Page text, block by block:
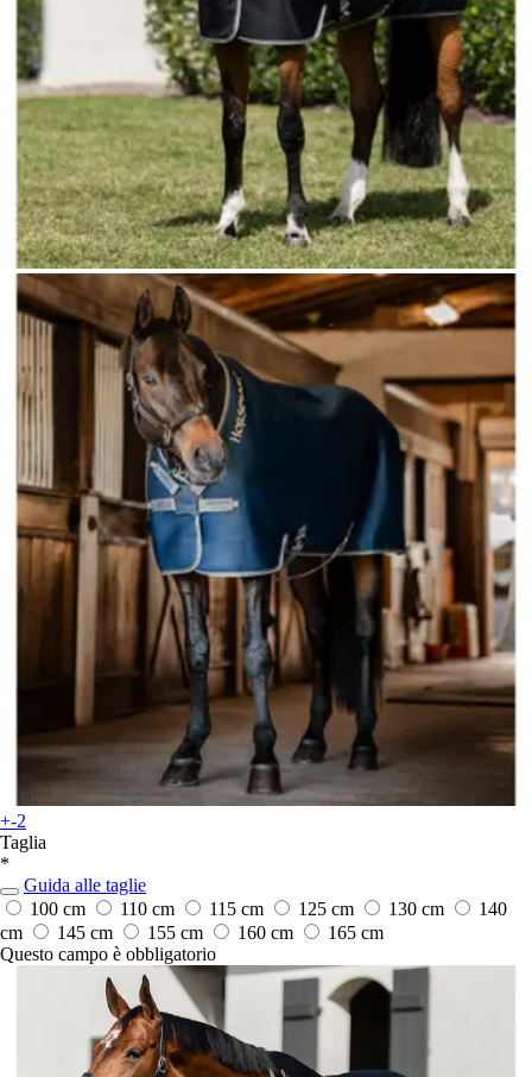
+-2
Taglia
*
Guida alle taglie
100 cm
110 cm 115 cm 125 cm 130 cm
140
cm
145 cm 155 cm 160 cm
165 cm
Questo campo è obbligatorio